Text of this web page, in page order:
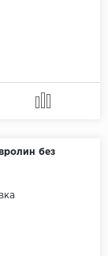
Коричневый
Австрия
без